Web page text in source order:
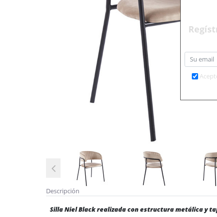
Descripción
Silla Niel Black realizada con estructura metálica y